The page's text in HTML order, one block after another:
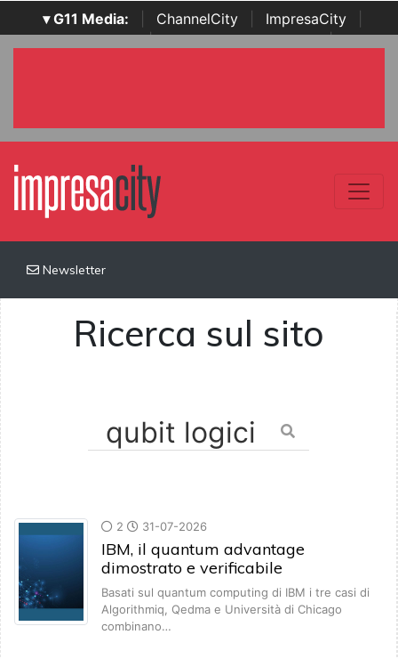
▾ G11 Media: ChannelCity ImpresaCity
SecurityOpenLab | Italian Channel Awards | Italian
Newsletter
Ricerca sul sito
2 31-07-2026
IBM, il quantum advantage
dimostrato e verificabile
Basati sul quantum computing di IBM i tre casi di
Algorithmiq, Qedma e Università di Chicago
combinano…